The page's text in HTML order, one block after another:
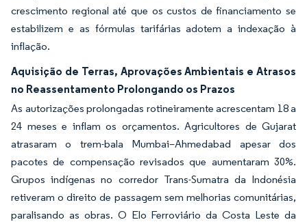
crescimento regional até que os custos de financiamento se
estabilizem e as fórmulas tarifárias adotem a indexação à
inflação.
Aquisição de Terras, Aprovações Ambientais e Atrasos
no Reassentamento Prolongando os Prazos
As autorizações prolongadas rotineiramente acrescentam 18 a
24 meses e inflam os orçamentos. Agricultores de Gujarat
atrasaram o trem-bala Mumbai–Ahmedabad apesar dos
pacotes de compensação revisados que aumentaram 30%.
Grupos indígenas no corredor Trans-Sumatra da Indonésia
retiveram o direito de passagem sem melhorias comunitárias,
paralisando as obras. O Elo Ferroviário da Costa Leste da